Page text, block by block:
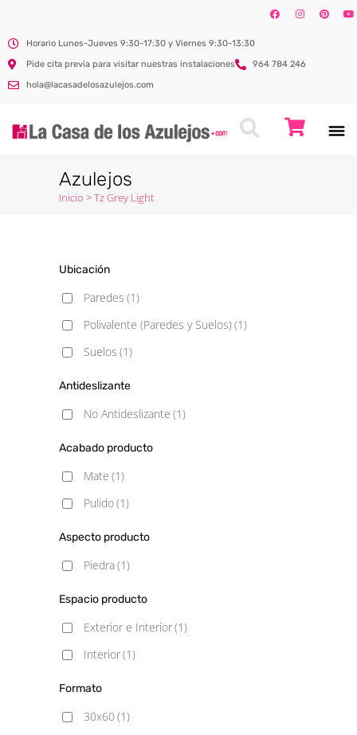
Horario Lunes-Jueves 9:30-17:30 y Viernes 9:30-13:30
Pide cita previa para visitar nuestras instalaciones
964 784 246
hola@lacasadelosazulejos.com
Azulejos
Inicio >Tz Grey Light
Ubicación
Paredes (1)
Polivalente (Paredes y Suelos)(1)
Suelos (1)
Antideslizante
No Antideslizante (1)
Acabado producto
Mate (1)
Pulido(1)
Aspecto producto
Piedra(1)
Espacio producto
Exterior e Interior(1)
Interior(1)
Formato
30x60 (1)